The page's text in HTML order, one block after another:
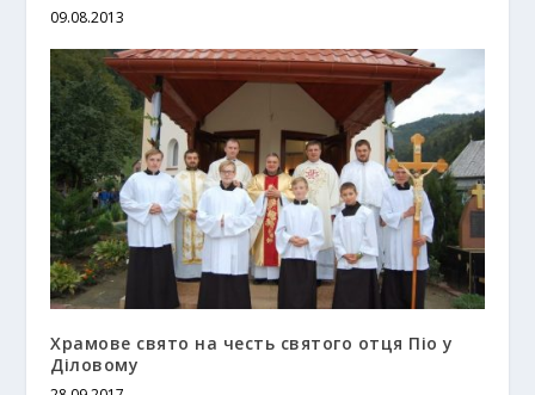
09.08.2013
Храмове свято на честь святого отця Піо у
Діловому